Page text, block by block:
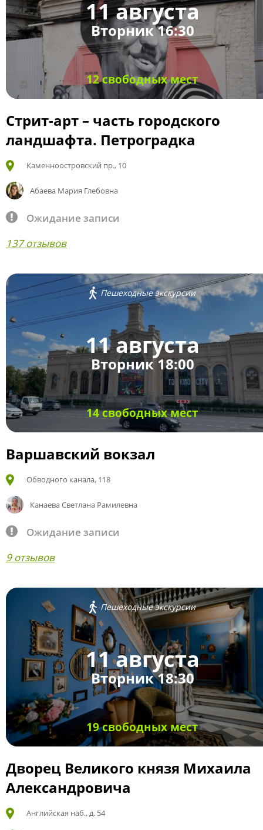
11 августа
Вторник 16:30
12 свободных мест
Стрит-арт – часть городского
ландшафта. Петроградка
Каменноостровский пр., 10
Абаева Мария Глебовна
Ожидание записи
137 отзывов
Пешеходные экскурсии
11 августа
Вторник 18:00
14 свободных мест
Варшавский вокзал
Обводного канала, 118
Канаева Светлана Рамилевна
Ожидание записи
9 отзывов
Пешеходные экскурсии
11 августа
Вторник 18:30
19 свободных мест
Дворец Великого князя Михаила
Александровича
Английская наб., д. 54